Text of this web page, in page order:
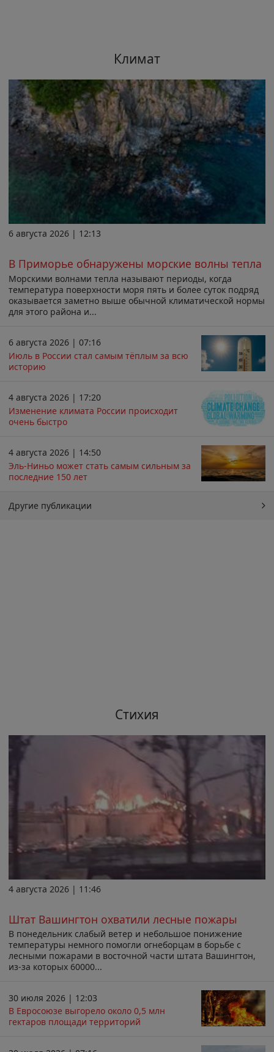
Климат
6 августа 2026 | 12:13
В Приморье обнаружены морские волны тепла
Морскими волнами тепла называют периоды, когда
температура поверхности моря пять и более суток подряд
оказывается заметно выше обычной климатической нормы
для этого района и...
6 августа 2026 | 07:16
Июль в России стал самым тёплым за всю
историю
4 августа 2026 | 17:20
Изменение климата России происходит
очень быстро
4 августа 2026 | 14:50
Эль-Ниньо может стать самым сильным за
последние 150 лет
Другие публикации
Стихия
4 августа 2026 | 11:46
Штат Вашингтон охватили лесные пожары
В понедельник слабый ветер и небольшое понижение
температуры немного помогли огнеборцам в борьбе с
лесными пожарами в восточной части штата Вашингтон,
из-за которых 60000...
30 июля 2026 | 12:03
В Евросоюзе выгорело около 0,5 млн
гектаров площади территорий